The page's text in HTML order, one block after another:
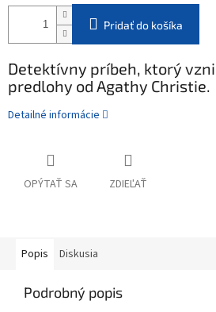
Pridať do košíka
Detektívny príbeh, ktorý
predlohy od Agathy Christie.
Detailné informácie
OPÝTAŤ SA ZDIEĽAŤ
Popis Diskusia
Podrobný popis